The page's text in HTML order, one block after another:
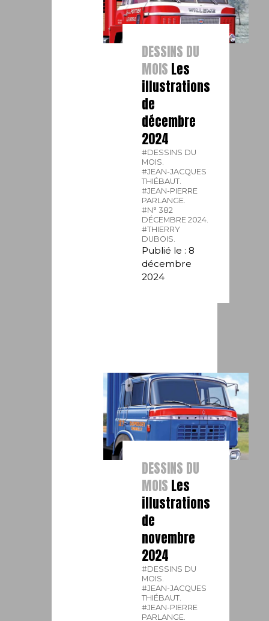
DESSINS DU
MOIS Les
illustrations
de
décembre
2024
#DESSINS DU
MOIS.
#JEAN-JACQUES
THIÉBAUT.
#JEAN-PIERRE
PARLANGE.
#N° 382
DÉCEMBRE 2024.
#THIERRY
DUBOIS.
Publié le : 8
décembre
2024
DESSINS DU
MOIS Les
illustrations
de
novembre
2024
#DESSINS DU
MOIS.
#JEAN-JACQUES
THIÉBAUT.
#JEAN-PIERRE
PARLANGE.